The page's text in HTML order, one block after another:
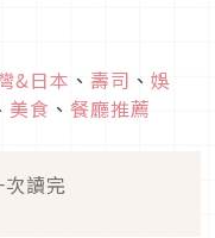
&日本 、 壽司 、 娛
美食 、 餐廳推薦
讀完